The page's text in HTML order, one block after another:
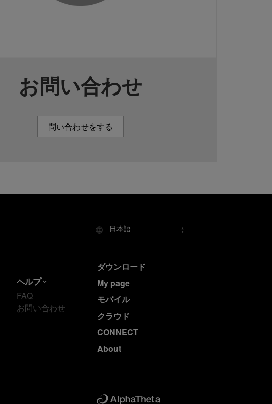
お問い合わせ
問い合わせをする
日本語
ヘルプ
FAQ
お問い合わせ
ダウンロード
My page
モバイル
クラウド
CONNECT
About